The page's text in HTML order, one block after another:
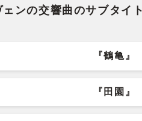
ンの交響曲のサブタイ
『鶴亀』
『田園』